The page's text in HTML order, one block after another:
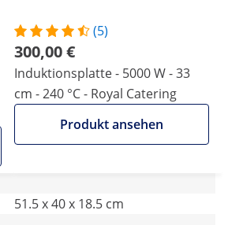
(5)
300,00 €
Induktionsplatte - 5000 W - 33
cm - 240 °C - Royal Catering
Produkt ansehen
51.5 x 40 x 18.5 cm